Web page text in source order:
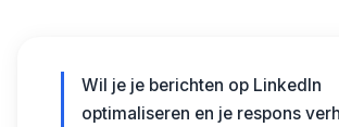
Wil je je berichten op LinkedIn
optimaliseren en je respons